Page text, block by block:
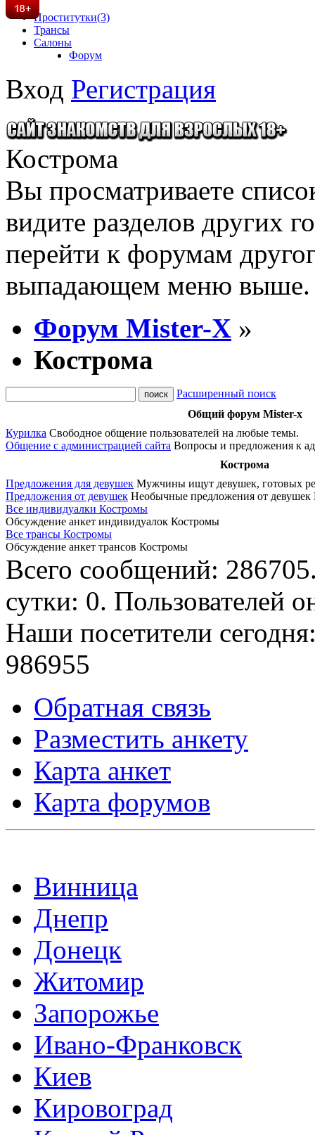
Проститутки(3)
Трансы
Салоны
Форум
Вход Регистрация
Кострома
Вы просматриваете
видите разделов других
перейти к форумам
выпадающем меню выше.
Форум Mister-X »
Кострома
Расширенный поиск
Общий форум Mister-x
Курилка Свободное общение пользователей на любые темы.
Общение с администрацией сайта Вопросы и предложения к
Кострома
Предложения для девушек Мужчины ищут девушек, готовых
Предложения от девушек Необычные предложения от девушек
Все индивидуалки Костромы
Обсуждение анкет индивидуалок Костромы
Все трансы Костромы
Обсуждение анкет трансов Костромы
Всего сообщений:
сутки: 0. Пользователей
Наши посетители
986955
Обратная связь
Разместить анкету
Карта анкет
Карта форумов
Винница
Днепр
Донецк
Житомир
Запорожье
Ивано-Франковск
Киев
Кировоград